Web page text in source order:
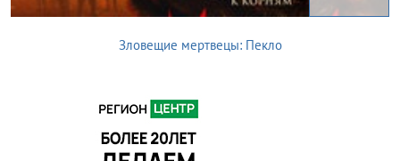
Зловещие мертвецы: Пекло